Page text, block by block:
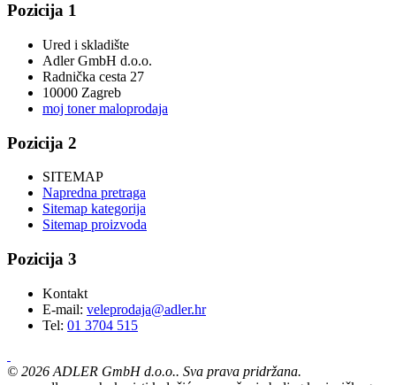
Pozicija 1
Ured i skladište
Adler GmbH d.o.o.
Radnička cesta 27
10000 Zagreb
moj toner maloprodaja
Pozicija 2
SITEMAP
Napredna pretraga
Sitemap kategorija
Sitemap proizvoda
Pozicija 3
Kontakt
E-mail: veleprodaja@adler.hr
Tel: 01 3704 515
© 2026 ADLER GmbH d.o.o.. Sva prava pridržana.